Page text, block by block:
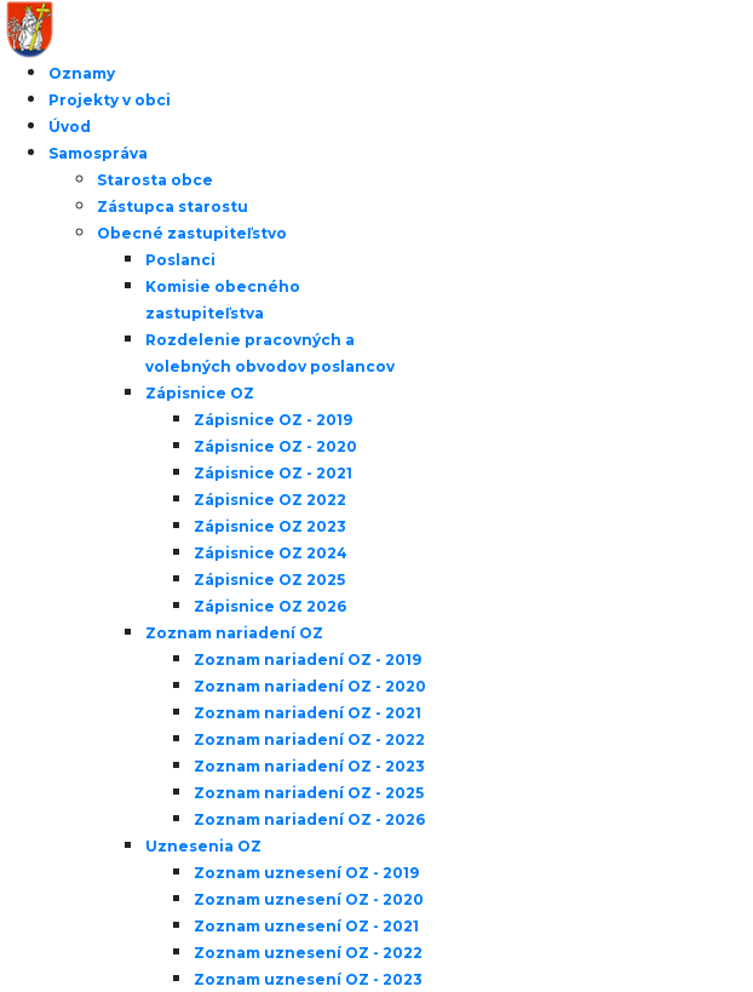
Oznamy
Projekty v obci
Úvod
Samospráva
Starosta obce
Zástupca starostu
Obecné zastupiteľstvo
Poslanci
Komisie obecného
zastupiteľstva
Rozdelenie pracovných a
volebných obvodov poslancov
Zápisnice OZ
Zápisnice OZ - 2019
Zápisnice OZ - 2020
Zápisnice OZ - 2021
Zápisnice OZ 2022
Zápisnice OZ 2023
Zápisnice OZ 2024
Zápisnice OZ 2025
Zápisnice OZ 2026
Zoznam nariadení OZ
Zoznam nariadení OZ - 2019
Zoznam nariadení OZ - 2020
Zoznam nariadení OZ - 2021
Zoznam nariadení OZ - 2022
Zoznam nariadení OZ - 2023
Zoznam nariadení OZ - 2025
Zoznam nariadení OZ - 2026
Uznesenia OZ
Zoznam uznesení OZ - 2019
Zoznam uznesení OZ - 2020
Zoznam uznesení OZ - 2021
Zoznam uznesení OZ - 2022
Zoznam uznesení OZ - 2023